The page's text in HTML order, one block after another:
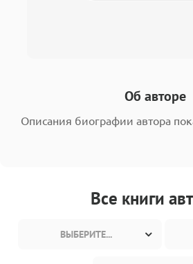
Об авторе
Описания биографии автора
Все книги
ВЫБЕРИТЕ...